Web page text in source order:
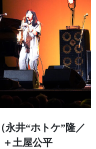
永井“ホトケ”隆／
土屋公平